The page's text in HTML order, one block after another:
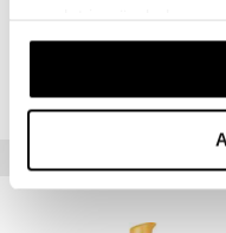
våra cookies vid